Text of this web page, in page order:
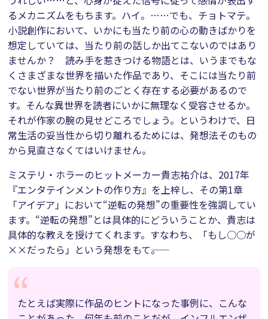
るメカニズムをもちます。ハイ。……でも、チョトマテ。
小説創作において、いかにも当たり前の心の動きばかりを
想定していては、当たり前の話しか出てこないのではあり
ませんか？ 読み手を惹きつける物語とは、いうまでもな
くさまざまな世界を描いた作品であり、そこには当たり前
でない世界が当たり前のごとく存在する必要があるので
す。そんな異世界を読者にいかに無理なく受容させるか。
それが作家の腕の見せどころでしょう。というわけで、日
常生活の妥当性から切り離れるためには、発想法そのもの
から見直さなくてはいけません。
ミステリ・ホラーのヒットメーカー貴志祐介は、2017年
『エンタテインメントの作り方』を上梓し、その第1章
「アイデア」において“逆転の発想”の重要性を強調してい
ます。“逆転の発想”とは具体的にどういうことか、貴志は
具体的な教えを授けてくれます。すなわち、「もし○○が
××だったら」という発想をもて――。
たとえば実際に作品のヒントになった事例に、こんな